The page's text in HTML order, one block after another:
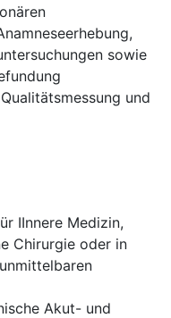
sowie
und
IInnere Medizin,
Chirurgie oder in
Akut- und